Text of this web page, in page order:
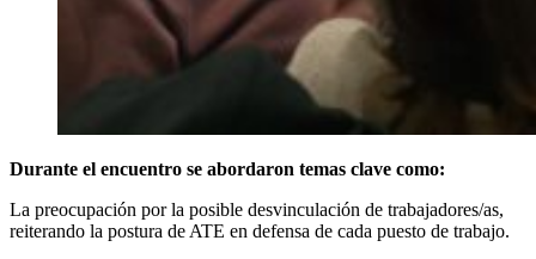
Durante el encuentro se abordaron temas clave como:
La preocupación por la posible desvinculación de trabajadores/as,
reiterando la postura de ATE en defensa de cada puesto de trabajo.